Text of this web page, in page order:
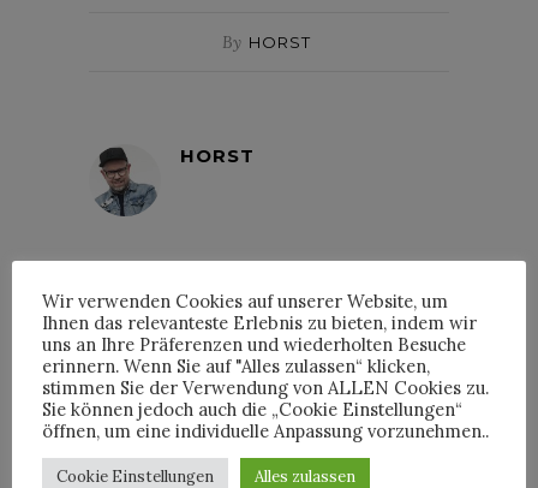
By HORST
HORST
INTERVIEWS
INTERVIEW
Wir verwenden Cookies auf unserer Website, um
Ihnen das relevanteste Erlebnis zu bieten, indem wir
uns an Ihre Präferenzen und wiederholten Besuche
erinnern. Wenn Sie auf "Alles zulassen“ klicken,
stimmen Sie der Verwendung von ALLEN Cookies zu.
Sie können jedoch auch die „Cookie Einstellungen“
öffnen, um eine individuelle Anpassung vorzunehmen..
Cookie Einstellungen Alles zulassen